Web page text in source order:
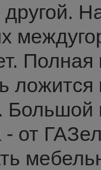
другой.
Полная
Большой
- от